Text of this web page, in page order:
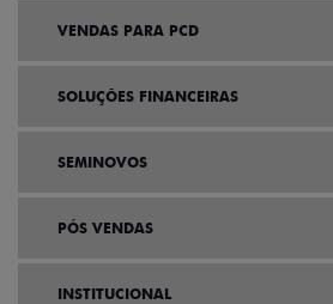
VENDAS PARA PCD
SOLUÇÕES FINANCEIRAS
SEMINOVOS
PÓS VENDAS
INSTITUCIONAL